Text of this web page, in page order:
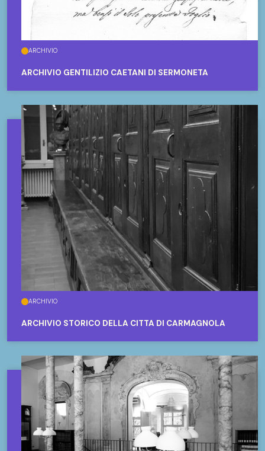
ARCHIVIO
ARCHIVIO GENTILIZIO CAETANI DI SERMONETA
ARCHIVIO
ARCHIVIO STORICO DELLA CITTÀ DI CARMAGNOLA